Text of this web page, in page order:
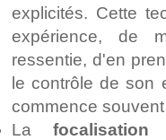
Lafocalisation